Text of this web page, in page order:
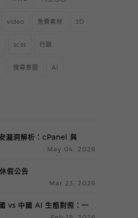
video 免費素材 3D
scss 行銷
搜尋意圖 AI
漏洞解析：cPanel 與
連鎖攻擊風險與防護
May 04, 2026
假公告
Mar 23, 2026
vs 中國 AI 生態對照：一